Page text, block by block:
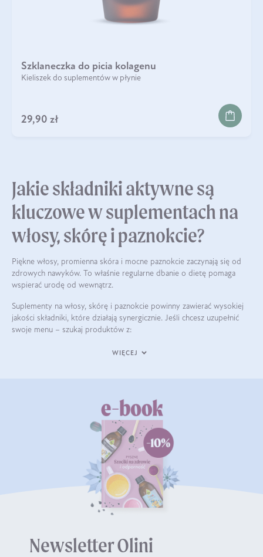
Szklaneczka do picia kolagenu
Kieliszek do suplementów w płynie
29,90 zł
Jakie składniki aktywne są
kluczowe w suplementach na
włosy, skórę i paznokcie?
Piękne włosy, promienna skóra i mocne paznokcie zaczynają się od
zdrowych nawyków. To właśnie regularne dbanie o dietę pomaga
wspierać urodę od wewnątrz.
Suplementy na włosy, skórę i paznokcie powinny zawierać wysokiej
jakości składniki, które działają synergicznie. Jeśli chcesz uzupełnić
swoje menu – szukaj produktów z:
WIĘCEJ
Newsletter Olini